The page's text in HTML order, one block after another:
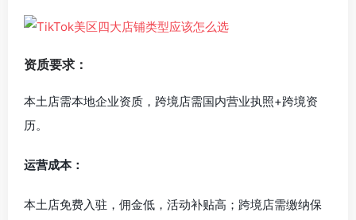
资质要求：
本土店需本地企业资质，跨境店需国内营业执照+跨境资
历。
运营成本：
本土店免费入驻，佣金低，活动补贴高；跨境店需缴纳保